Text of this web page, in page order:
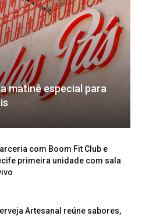
matinê especial para
com Boom Fit Club e
primeira unidade com sala
Artesanal reúne sabores,